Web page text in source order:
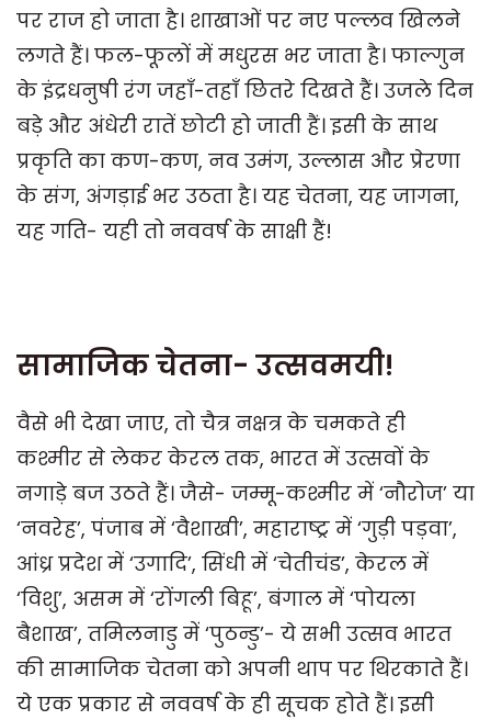
पर राज हो जाता है। शाखाओं पर नए पल्लव खिलने
लगते हैं। फल-फूलों में मधुरस भर जाता है। फाल्गुन
के इंद्रधनुषी रंग जहाँ-तहाँ छितरे दिखते हैं। उजले दिन
बड़े और अंधेरी रातें छोटी हो जाती हैं। इसी के साथ
प्रकृति का कण-कण, नव उमंग, उल्लास और प्रेरणा
के संग, अंगड़ाई भर उठता है। यह चेतना, यह जागना,
यह गति- यही तो नववर्ष के साक्षी हैं!
सामाजिक चेतना- उत्सवमयी!
वैसे भी देखा जाए, तो चैत्र नक्षत्र के चमकते ही
कश्मीर से लेकर केरल तक, भारत में उत्सवों के
नगाड़े बज उठते हैं। जैसे- जम्मू-कश्मीर में ‘नौरोज’ या
‘नवरेह’, पंजाब में ‘वैशाखी’, महाराष्ट्र में ‘गुड़ी पड़वा’,
आंध्र प्रदेश में ‘उगादि’, सिंधी में ‘चेतीचंड’, केरल में
‘विशु’, असम में ‘रोंगली बिहू’, बंगाल में ‘पोयला
बैशाख’, तमिलनाडु में ‘पुठन्डु’- ये सभी उत्सव भारत
की सामाजिक चेतना को अपनी थाप पर थिरकाते हैं।
ये एक प्रकार से नववर्ष के ही सूचक होते हैं। इसी